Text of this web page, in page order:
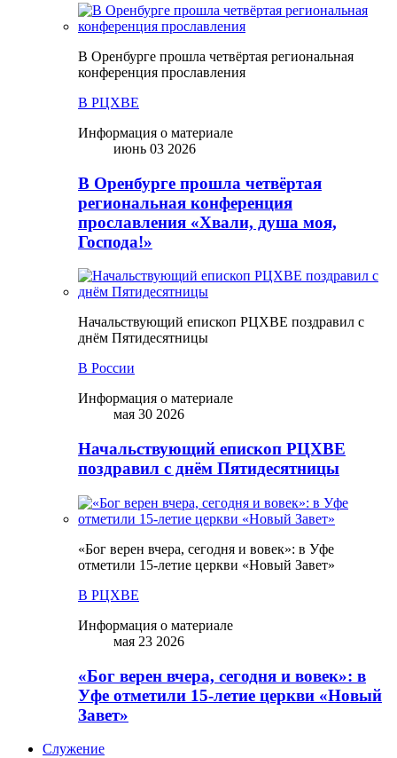
В Оренбурге прошла четвёртая региональная
конференция прославления
В РЦХВЕ
Информация о материале
июнь 03 2026
В Оренбурге прошла четвёртая
региональная конференция
прославления «Хвали, душа моя,
Господа!»
Начальствующий епископ РЦХВЕ поздравил с
днём Пятидесятницы
В России
Информация о материале
мая 30 2026
Начальствующий епископ РЦХВЕ
поздравил с днём Пятидесятницы
«Бог верен вчера, сегодня и вовек»: в Уфе
отметили 15-летие церкви «Новый Завет»
В РЦХВЕ
Информация о материале
мая 23 2026
«Бог верен вчера, сегодня и вовек»: в
Уфе отметили 15-летие церкви «Новый
Завет»
Служение